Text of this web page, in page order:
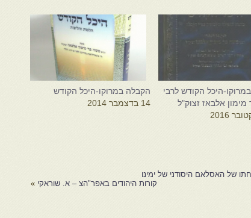
היכל הקודש לרבי
אלבאז זצוק"ל
הקבלה במרוקו-היכל הקודש
14 בדצמבר 2014
של האסלאם היסודני של ימינו
קורות היהודים באפר"הצ – א. שוראקי »